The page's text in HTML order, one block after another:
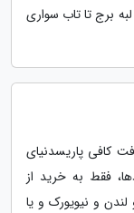
برج تا تاب سواری
کافی پاریسدنیای
فقط به خرید از
و نیویورک و یا